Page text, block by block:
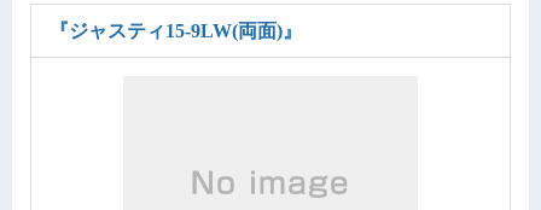
『ジャスティ15-9LW(両面)』